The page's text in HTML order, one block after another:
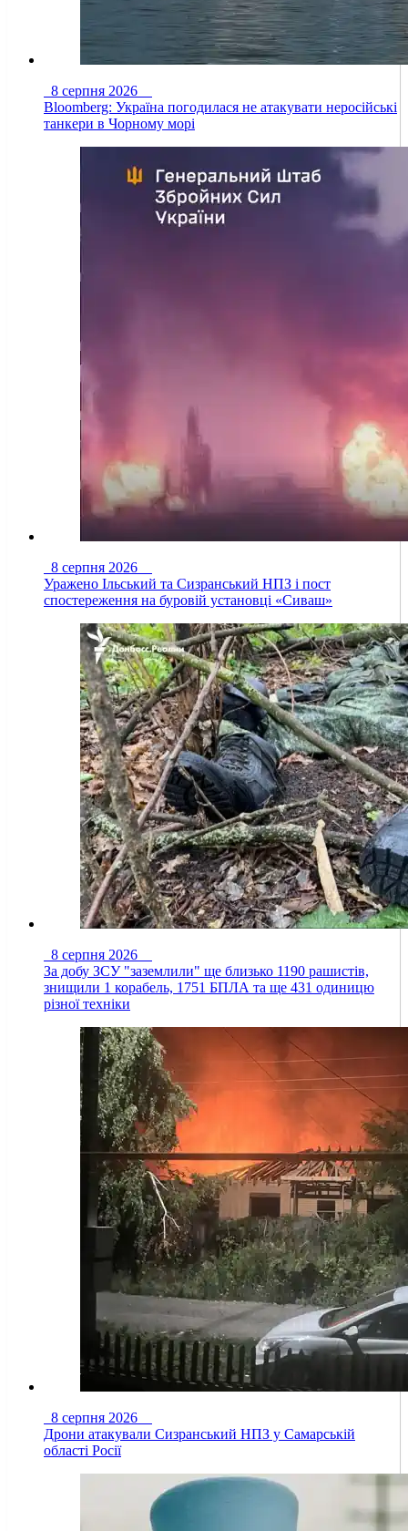
8 серпня 2026
Bloomberg: Україна погодилася не атакувати неросійські
танкери в Чорному морі
8 серпня 2026
Уражено Ільський та Сизранський НПЗ і пост
спостереження на буровій установці «Сиваш»
8 серпня 2026
За добу ЗСУ "заземлили" ще близько 1190 рашистів,
знищили 1 корабель, 1751 БПЛА та ще 431 одиницю
різної техніки
8 серпня 2026
Дрони атакували Сизранський НПЗ у Самарській
області Росії